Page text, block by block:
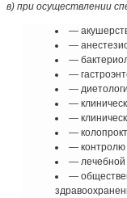
в) при осуществлении
—
—
—
—
—
—
—
—
— контролю
— лечебной
—